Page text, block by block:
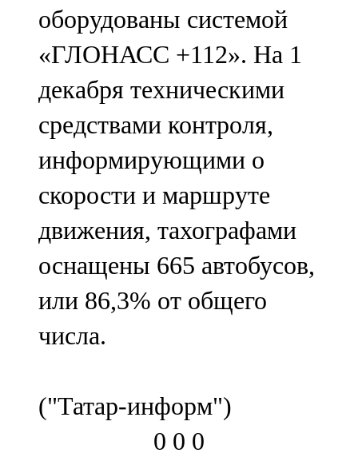
оборудованы системой
«ГЛОНАСС +112». На 1
декабря техническими
средствами контроля,
информирующими о
скорости и маршруте
движения, тахографами
оснащены 665 автобусов,
или 86,3% от общего
числа.
("Татар-информ")
0 0 0